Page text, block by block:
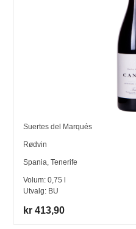
Suertes del Marqués
Rødvin
Spania,Tenerife
Volum:0,75
Utvalg: BU
kr 413,90